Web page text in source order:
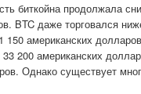
биткойна продолжала
BTC даже торговался
150 американских
200 американских
Однако существует